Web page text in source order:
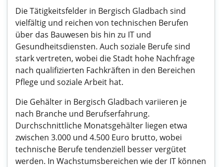
Die Tätigkeitsfelder in Bergisch Gladbach sind
vielfältig und reichen von technischen Berufen
über das Bauwesen bis hin zu IT und
Gesundheitsdiensten. Auch soziale Berufe sind
stark vertreten, wobei die Stadt hohe Nachfrage
nach qualifizierten Fachkräften in den Bereichen
Pflege und soziale Arbeit hat.
Die Gehälter in Bergisch Gladbach variieren je
nach Branche und Berufserfahrung.
Durchschnittliche Monatsgehälter liegen etwa
zwischen 3.000 und 4.500 Euro brutto, wobei
technische Berufe tendenziell besser vergütet
werden. In Wachstumsbereichen wie der IT können